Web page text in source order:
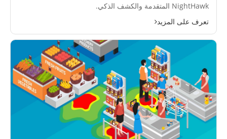
NightHawk المتقدمة والكشف الذكي.
تعرف على المزيد